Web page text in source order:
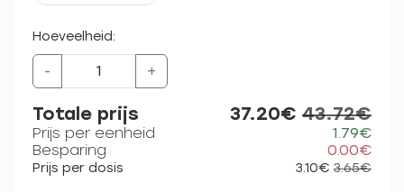
Hoeveelheid:
- +
Totale prijs 37.20€ 43.72€
Prijs per eenheid
1.79€
Besparing
0.00€
Prijs per dosis 3.10€ 3.65€